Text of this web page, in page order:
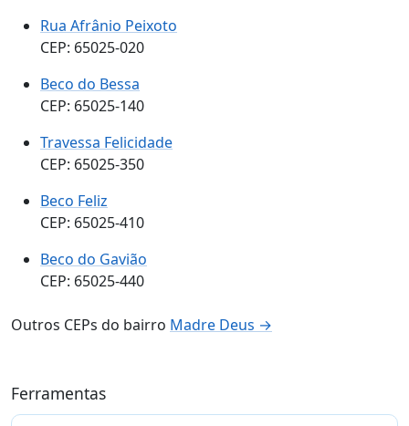
Rua Afrânio Peixoto
CEP: 65025-020
Beco do Bessa
CEP: 65025-140
Travessa Felicidade
CEP: 65025-350
Beco Feliz
CEP: 65025-410
Beco do Gavião
CEP: 65025-440
Outros CEPs do bairro Madre Deus →
Ferramentas